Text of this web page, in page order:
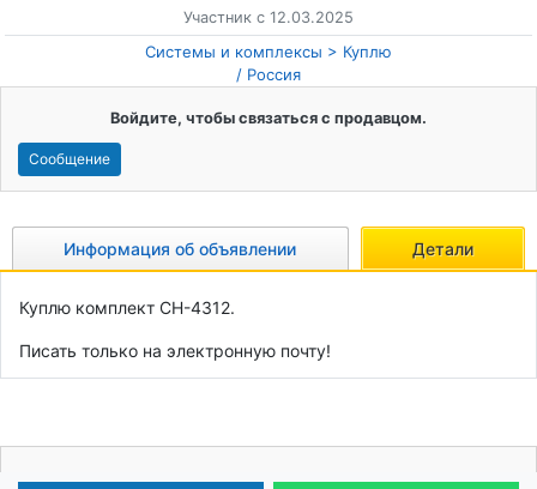
Участник с 12.03.2025
Системы и комплексы
Куплю
Россия
/
Войдите, чтобы связаться с продавцом.
Сообщение
Информация об объявлении Детали
Куплю комплект СН-4312.
Писать только на электронную почту!